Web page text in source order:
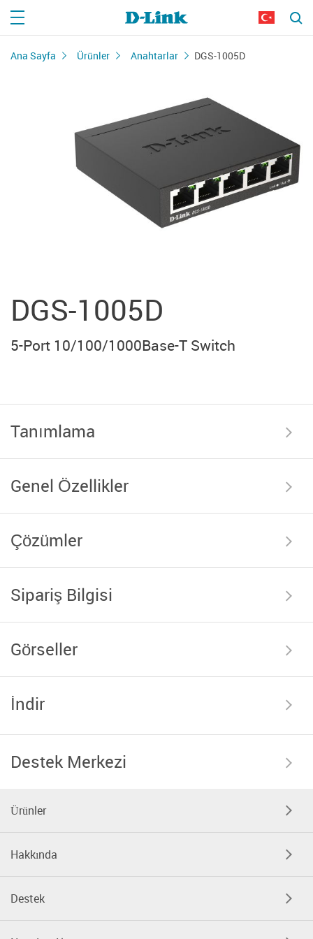
Ana Sayfa Ürünler Anahtarlar DGS-1005D
DGS-1005D
5-Port 10/100/1000Base-T Switch
Tanımlama
Genel Özellikler
Çözümler
Sipariş Bilgisi
Görseller
İndir
Destek Merkezi
Ürünler
Hakkında
Destek